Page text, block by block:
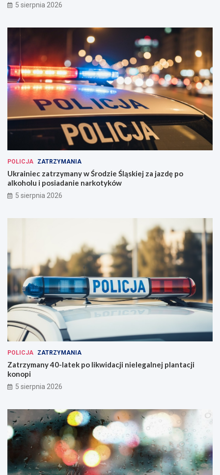
5 sierpnia 2026
POLICJA ZATRZYMANIA
Ukrainiec zatrzymany w Środzie Śląskiej za jazdę po
alkoholu i posiadanie narkotyków
5 sierpnia 2026
POLICJA ZATRZYMANIA
Zatrzymany 40-latek po likwidacji nielegalnej plantacji
konopi
5 sierpnia 2026